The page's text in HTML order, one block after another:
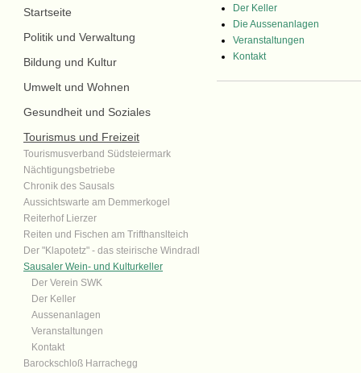
Startseite
Politik und Verwaltung
Bildung und Kultur
Umwelt und Wohnen
Gesundheit und Soziales
Tourismus und Freizeit
Tourismusverband Südsteiermark
Nächtigungsbetriebe
Chronik des Sausals
Aussichtswarte am Demmerkogel
Reiterhof Lierzer
Reiten und Fischen am Trifthanslteich
Der "Klapotetz" - das steirische Windradl
Sausaler Wein- und Kulturkeller
Der Verein SWK
Der Keller
Aussenanlagen
Veranstaltungen
Kontakt
Barockschloß Harrachegg
Der Keller
Die Aussenanlagen
Veranstaltungen
Kontakt